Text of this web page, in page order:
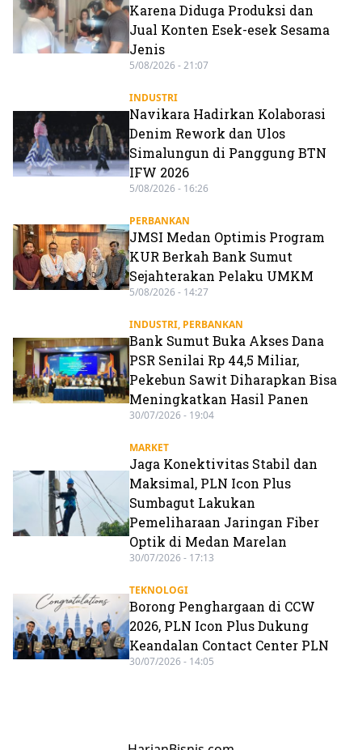
Karena Diduga Produksi dan
Jual Konten Esek-esek Sesama
Jenis
5/08/2026 - 21:07
INDUSTRI
Navikara Hadirkan Kolaborasi
Denim Rework dan Ulos
Simalungun di Panggung BTN
IFW 2026
5/08/2026 - 16:26
PERBANKAN
JMSI Medan Optimis Program
KUR Berkah Bank Sumut
Sejahterakan Pelaku UMKM
5/08/2026 - 14:27
INDUSTRI, PERBANKAN
Bank Sumut Buka Akses Dana
PSR Senilai Rp 44,5 Miliar,
Pekebun Sawit Diharapkan Bisa
Meningkatkan Hasil Panen
30/07/2026 - 19:04
MARKET
Jaga Konektivitas Stabil dan
Maksimal, PLN Icon Plus
Sumbagut Lakukan
Pemeliharaan Jaringan Fiber
Optik di Medan Marelan
30/07/2026 - 17:13
TEKNOLOGI
Borong Penghargaan di CCW
2026, PLN Icon Plus Dukung
Keandalan Contact Center PLN
30/07/2026 - 14:05